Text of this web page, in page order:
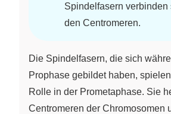
Spindelfasern verbinden
den Centromeren.
Die Spindelfasern, die sich
Prophase gebildet haben,
Rolle in der Prometaphase. Sie
Centromeren der Chromosomen